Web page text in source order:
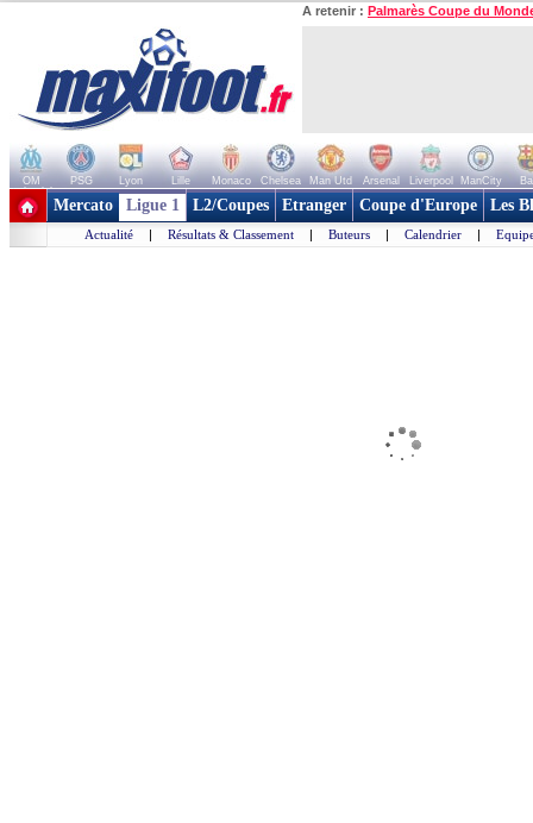
A retenir : Palmarès Coupe du
OM PSG Lyon Lille Monaco Chelsea Man Utd Arsenal Liverpool ManCity
+ de clubs
Mercato Ligue 1 L2/Coupes Etranger Coupe d'Europe Les
Actualité | Résultats & Classement | Buteurs | Calendrier |